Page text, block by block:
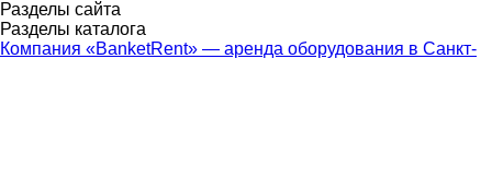
Разделы сайта
Разделы каталога
Компания «BanketRent» — аренда оборудования в Санкт-